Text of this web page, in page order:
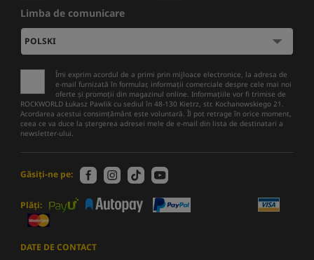
Limba de comunicare
Îmi exprim acordul de a primi prin mijloace electronice, la adresa de
e-mail furnizată în formular, informații comerciale despre cele mai noi
oferte și promoții din magazinul online. Informațiile vor fi trimise de
ROCKWORLD Łukasz Pawlik cu sediul în 48-130 Kietrz, str. Kochanowskiego 21.
Acordarea acestui consimțământ este voluntară. Îl pot retrage în orice moment,
ceea ce va duce la ștergerea adresei mele de e-mail din lista de destinatari a
newsletter-ului.
Găsiți-ne pe:
Plăți:
DATE DE CONTACT